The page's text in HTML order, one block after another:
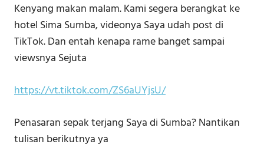
Kenyang makan malam. Kami segera berangkat ke
hotel Sima Sumba, videonya Saya udah post di
TikTok. Dan entah kenapa rame banget sampai
viewsnya Sejuta
https://vt.tiktok.com/ZS6aUYjsU/
Penasaran sepak terjang Saya di Sumba? Nantikan
tulisan berikutnya ya